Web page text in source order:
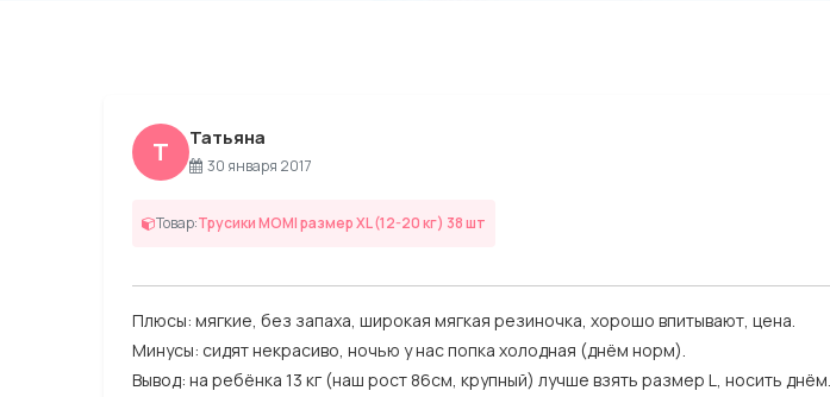
Т Татьяна
30 января 2017
Товар:Трусики MOMI размер XL (12-20 кг) 38 шт
Плюсы: мягкие, без запаха, широкая мягкая резиночка, хорошо впитывают, цена.
Минусы: сидят некрасиво, ночью у нас попка холодная (днём норм).
Вывод: на ребёнка 13 кг (наш рост 86см, крупный) лучше взять размер L, носить днём.